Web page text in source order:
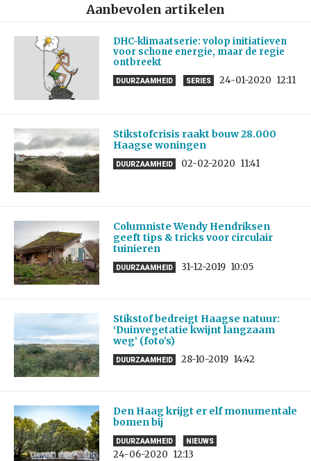
Aanbevolen artikelen
DHC-klimaatserie: volop initiatieven
voor schone energie, maar de regie
ontbreekt
DUURZAAMHEID SERIES 24-01-2020 12:11
Stikstofcrisis raakt bouw 28.000
Haagse woningen
DUURZAAMHEID 02-02-2020 11:41
Columniste Wendy Hendriksen
geeft tips & tricks voor circulair
tuinieren
DUURZAAMHEID 31-12-2019 10:05
Stikstof bedreigt Haagse natuur:
‘Duinvegetatie kwijnt langzaam
weg’ (foto’s)
DUURZAAMHEID 28-10-2019 14:42
Den Haag krijgt er elf monumentale
bomen bij
DUURZAAMHEID NIEUWS
24-06-2020 12:13